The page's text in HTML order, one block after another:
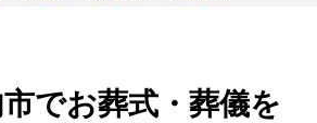
でお葬式・葬儀を